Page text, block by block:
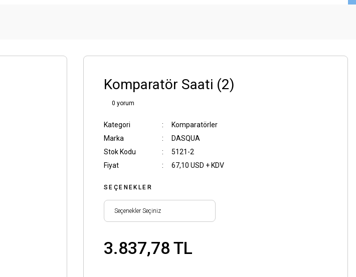
Komparatör Saati (2)
0 yorum
Kategori
Komparatörler
Marka
DASQUA
Stok Kodu
5121-2
Fiyat
67,10 USD + KDV
SEÇENEKLER
3.837,78 TL